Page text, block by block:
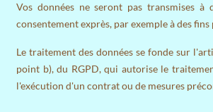
Vos données ne seront pas transmises à
consentement exprès, par exemple à des
Le traitement des données se fonde sur
point b), du RGPD, qui autorise le
l'exécution d'un contrat ou de mesures